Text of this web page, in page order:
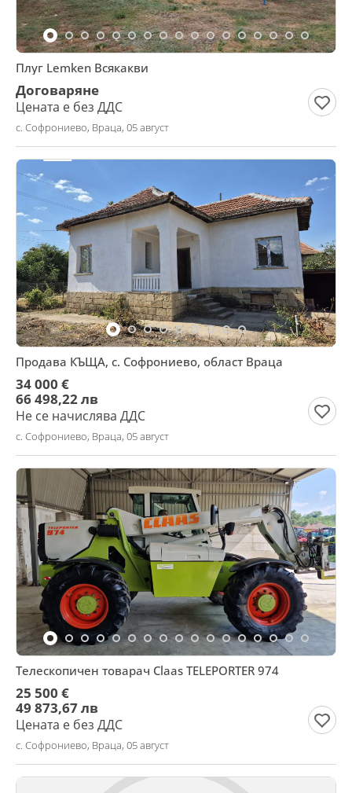
Плуг Lemken Всякакви
Договаряне
Цената е без ДДС
с. Софрониево, Враца, 05 август
Продава КЪЩА, с. Софрониево, област Враца
34 000 €
66 498,22 лв
Не се начислява ДДС
с. Софрониево, Враца, 05 август
Телескопичен товарач Claas TELEPORTER 974
25 500 €
49 873,67 лв
Цената е без ДДС
с. Софрониево, Враца, 05 август